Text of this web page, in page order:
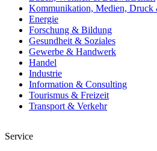
Kommunikation, Medien, Druck
Energie
Forschung & Bildung
Gesundheit & Soziales
Gewerbe & Handwerk
Handel
Industrie
Information & Consulting
Tourismus & Freizeit
Transport & Verkehr
Service